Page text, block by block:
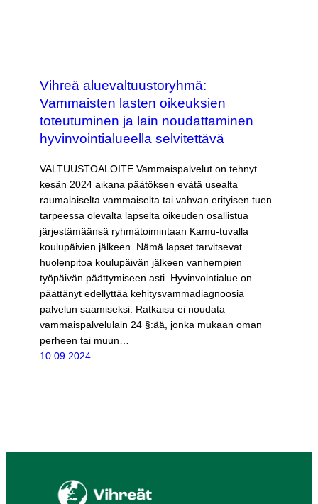
Vihreä aluevaltuustoryhmä:
Vammaisten lasten oikeuksien
toteutuminen ja lain noudattaminen
hyvinvointialueella selvitettävä
VALTUUSTOALOITE Vammaispalvelut on tehnyt
kesän 2024 aikana päätöksen evätä usealta
raumalaiselta vammaiselta tai vahvan erityisen tuen
tarpeessa olevalta lapselta oikeuden osallistua
järjestämäänsä ryhmätoimintaan Kamu-tuvalla
koulupäivien jälkeen. Nämä lapset tarvitsevat
huolenpitoa koulupäivän jälkeen vanhempien
työpäivän päättymiseen asti. Hyvinvointialue on
päättänyt edellyttää kehitysvammadiagnoosia
palvelun saamiseksi. Ratkaisu ei noudata
vammaispalvelulain 24 §:ää, jonka mukaan oman
perheen tai muun…
10.09.2024